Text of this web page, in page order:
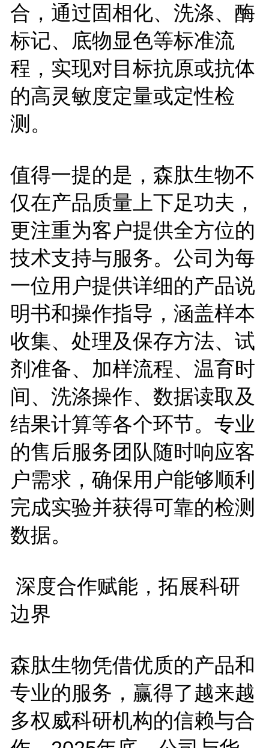
合，通过固相化、洗涤、酶
标记、底物显色等标准流
程，实现对目标抗原或抗体
的高灵敏度定量或定性检
测。
值得一提的是，森肽生物不
仅在产品质量上下足功夫，
更注重为客户提供全方位的
技术支持与服务。公司为每
一位用户提供详细的产品说
明书和操作指导，涵盖样本
收集、处理及保存方法、试
剂准备、加样流程、温育时
间、洗涤操作、数据读取及
结果计算等各个环节。专业
的售后服务团队随时响应客
户需求，确保用户能够顺利
完成实验并获得可靠的检测
数据。
深度合作赋能，拓展科研
边界
森肽生物凭借优质的产品和
专业的服务，赢得了越来越
多权威科研机构的信赖与合